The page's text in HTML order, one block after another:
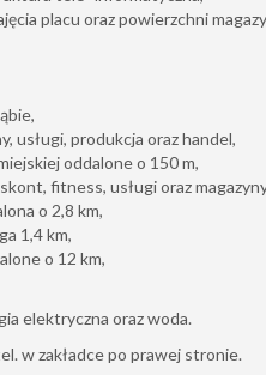
placu oraz powierzchni
usługi, produkcja oraz handel,
oddalone o 150 m,
fitness, usługi oraz
o 2,8 km,
1,4 km,
o 12 km,
elektryczna oraz woda.
w zakładce po prawej stronie.